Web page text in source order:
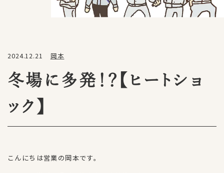
2024.12.21 岡本
冬場に多発！？【ヒートショ
ック】
こんにちは営業の岡本です。